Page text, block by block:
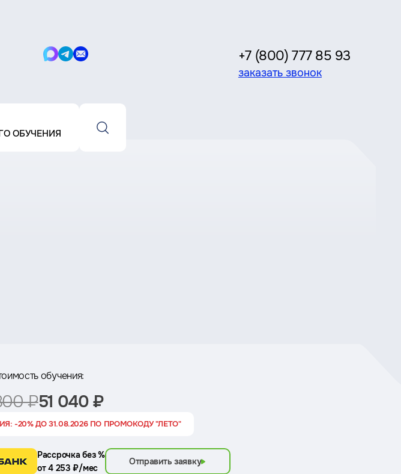
Написать
Написать
Написать
+7 (800) 777 85 93
заказать звонок
ОБУЧЕНИЯ
обучения:
₽51 040 ₽
-20% ДО 31.08.2026 ПО ПРОМОКОДУ "ЛЕТО"
Рассрочка без %
от 4 253 ₽/мес
Отправить заявку